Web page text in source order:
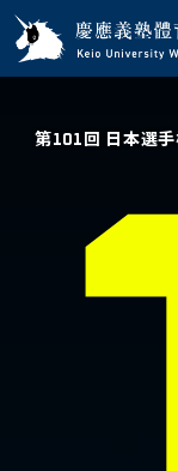
第101回 日本選